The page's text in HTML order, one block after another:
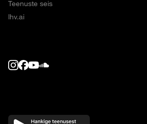
Teenuste seis
lhv.ai